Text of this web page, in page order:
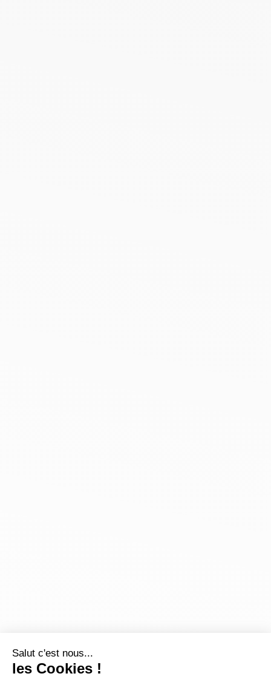
Salut c'est nous...
les Cookies !